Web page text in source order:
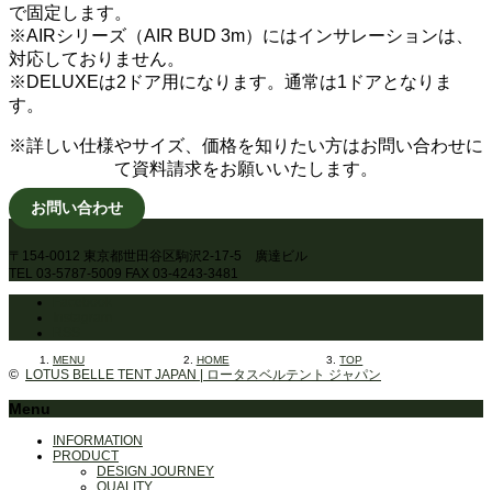
で固定します。
※AIRシリーズ（AIR BUD 3m）にはインサレーションは、
対応しておりません。
※DELUXEは2ドア用になります。通常は1ドアとなりま
す。
※詳しい仕様やサイズ、価格を知りたい方はお問い合わせに
て資料請求をお願いいたします。
お問い合わせ
〒154-0012 東京都世田谷区駒沢2-17-5 廣達ビル
TEL 03-5787-5009 FAX 03-4243-3481
MENU HOME TOP
© LOTUS BELLE TENT JAPAN | ロータスベルテント ジャパン
Menu
INFORMATION
PRODUCT
DESIGN JOURNEY
QUALITY